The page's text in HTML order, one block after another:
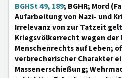
BGHSt 49, 189; BGHR; Mord
Aufarbeitung von Nazi- und
Irrelevanz von zur Tatzeit
Kriegsvölkerrecht wegen der
Menschenrechts auf Leben;
verbrecherischer Charakter
Massenerschießung;